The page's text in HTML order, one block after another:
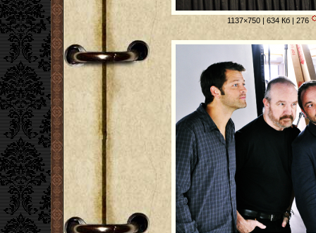
1137×750 | 634 Кб | 276